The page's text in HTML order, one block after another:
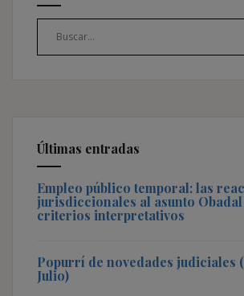
Últimas entradas
Empleo público temporal: las
jurisdiccionales al asunto Obadal
criterios interpretativos
Popurrí de novedades judiciales
Julio)